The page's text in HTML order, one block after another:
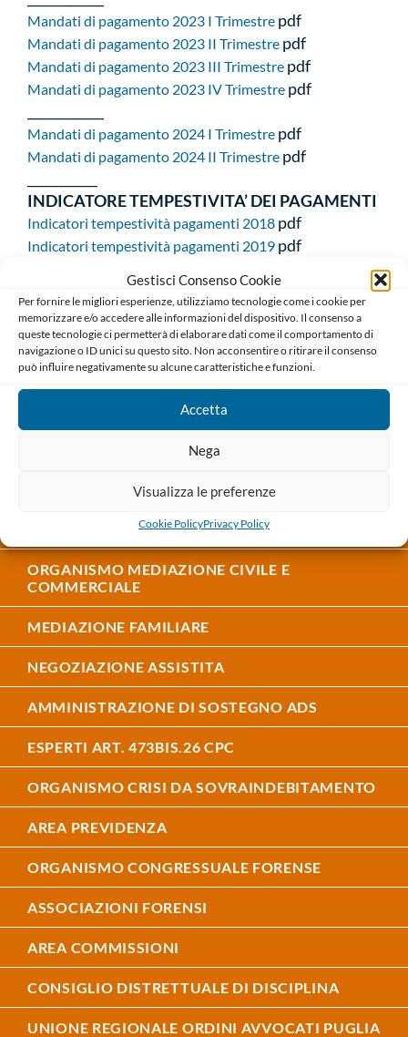
Gestisci Consenso Cookie
Per fornire le migliori esperienze, utilizziamo tecnologie come i cookie per
memorizzare e/o accedere alle informazioni del dispositivo. Il consenso a
queste tecnologie ci permetterà di elaborare dati come il comportamento di
navigazione o ID unici su questo sito. Non acconsentire o ritirare il consenso
può influire negativamente su alcune caratteristiche e funzioni.
Accetta
Nega
Visualizza le preferenze
Cookie PolicyPrivacy Policy
Mandati di pagamento 2023 I Trimestre pdf
Mandati di pagamento 2023 II Trimestre pdf
Mandati di pagamento 2023 III Trimestre pdf
Mandati di pagamento 2023 IV Trimestre pdf
Mandati di pagamento 2024 I Trimestre pdf
Mandati di pagamento 2024 II Trimestre pdf
INDICATORE TEMPESTIVITA’ DEI PAGAMENTI
Indicatori tempestività pagamenti 2018 pdf
Indicatori tempestività pagamenti 2019 pdf
Indicatori tempestività pagamenti 2021pdf
Indicatori tempestività pagamenti 2022pdf
Indicatori tempestività pagamenti 2023pdf
Indicatori tempestività pagamenti 2024pdf
DEBITI VERSO TERZI
pdf
COMITATO PARI OPPORTUNITÀ
FONDAZIONE SCUOLA FORENSE
ORGANISMO MEDIAZIONE CIVILE E
COMMERCIALE
MEDIAZIONE FAMILIARE
NEGOZIAZIONE ASSISTITA
AMMINISTRAZIONE DI SOSTEGNO ADS
ESPERTI ART. 473BIS.26 CPC
ORGANISMO CRISI DA SOVRAINDEBITAMENTO
AREA PREVIDENZA
ORGANISMO CONGRESSUALE FORENSE
ASSOCIAZIONI FORENSI
AREA COMMISSIONI
CONSIGLIO DISTRETTUALE DI DISCIPLINA
UNIONE REGIONALE ORDINI AVVOCATI PUGLIA